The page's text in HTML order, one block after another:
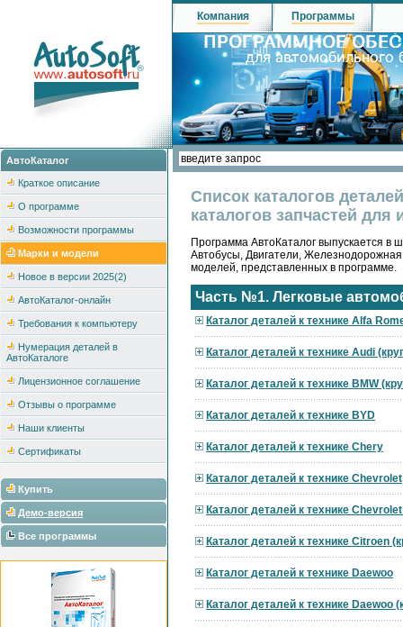
АвтоКаталог
Краткое описание
О программе
Возможности программы
Марки и модели
Новое в версии 2025(2)
АвтоКаталог-онлайн
Требования к компьютеру
Нумерация деталей в
АвтоКаталоге
Лицензионное соглашение
Отзывы о программе
Наши клиенты
Сертификаты
Купить
Демо-версия
Все программы
Компания Программы
Список каталогов
каталогов запчастей для
Программа АвтоКаталог выпускается в
Автобусы, Двигатели,
моделей, представленных в программе.
Часть №1. Легковые
Каталог деталей к технике Alfa
Каталог деталей к технике Audi
Каталог деталей к технике BMW
Каталог деталей к технике BYD
Каталог деталей к технике Chery
Каталог деталей к технике Chevrolet
Каталог деталей к технике
Каталог деталей к технике Citroen
Каталог деталей к технике Daewoo
Каталог деталей к технике Daewoo